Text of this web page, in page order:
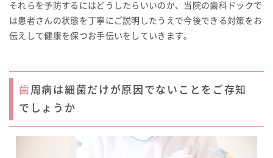
それらを予防するにはどうしたらいいのか、当院の歯科ドックで
は患者さんの状態を丁寧にご説明したうえで今後できる対策をお
伝えして健康を保つお手伝いをしていきます。
歯周病は細菌だけが原因でないことをご存知
でしょうか